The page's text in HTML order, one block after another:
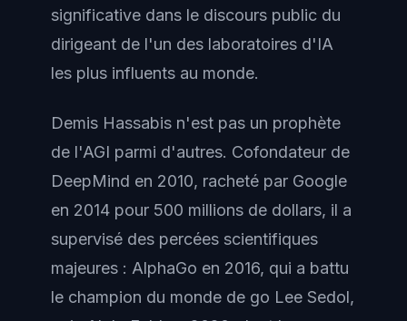
significative dans le discours public du
dirigeant de l'un des laboratoires d'IA
les plus influents au monde.
Demis Hassabis n'est pas un prophète
de l'AGI parmi d'autres. Cofondateur de
DeepMind en 2010, racheté par Google
en 2014 pour 500 millions de dollars, il a
supervisé des percées scientifiques
majeures : AlphaGo en 2016, qui a battu
le champion du monde de go Lee Sedol,